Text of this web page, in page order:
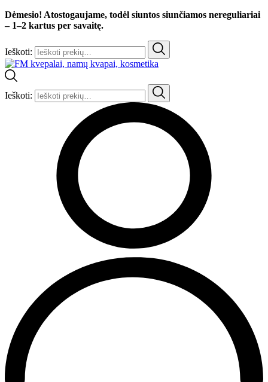
Dėmesio! Atostogaujame, todėl siuntos siunčiamos nereguliariai
– 1–2 kartus per savaitę.
Ieškoti:
Ieškoti: